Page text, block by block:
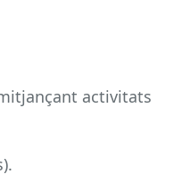
activitats